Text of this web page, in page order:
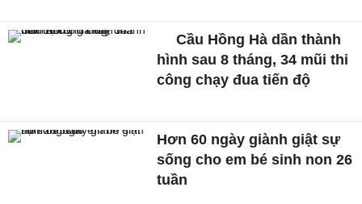
Cầu Hồng Hà dần thành
hình sau 8 tháng, 34 mũi thi
công chạy đua tiến độ
Hơn 60 ngày giành giật sự
sống cho em bé sinh non 26
tuần